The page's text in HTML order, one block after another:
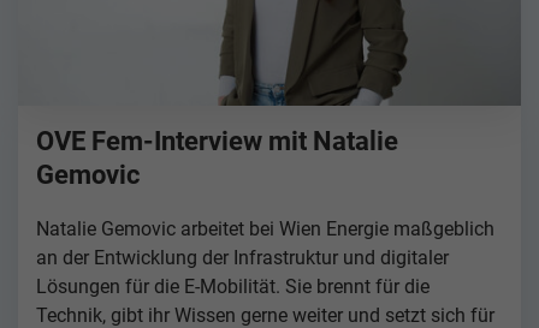
OVE Fem-Interview mit Natalie
Gemovic
Natalie Gemovic arbeitet bei Wien Energie maßgeblich
an der Entwicklung der Infrastruktur und digitaler
Lösungen für die E-Mobilität. Sie brennt für die
Technik, gibt ihr Wissen gerne weiter und setzt sich für